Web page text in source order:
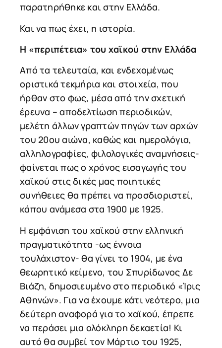
παρατηρήθηκε και στην Ελλάδα.
Και να πως έχει, η ιστορία.
Η «περιπέτεια» του χαϊκού στην Ελλάδα
Από τα τελευταία, και ενδεχομένως
οριστικά τεκμήρια και στοιχεία, που
ήρθαν στο φως, μέσα από την σχετική
έρευνα – αποδελτίωση περιοδικών,
μελέτη άλλων γραπτών πηγών των αρχών
του 20ου αιώνα, καθώς και ημερολόγια,
αλληλογραφίες, φιλολογικές αναμνήσεις-
φαίνεται πως ο χρόνος εισαγωγής του
χαϊκού στις δικές μας ποιητικές
συνήθειες θα πρέπει να προσδιοριστεί,
κάπου ανάμεσα στα 1900 με 1925.
Η εμφάνιση του χαϊκού στην ελληνική
πραγματικότητα -ως έννοια
τουλάχιστον- θα γίνει το 1904, με ένα
θεωρητικό κείμενο, του Σπυρίδωνος Δε
Βιάζη, δημοσιευμένο στο περιοδικό «Ίρις
Αθηνών». Για να έχουμε κάτι νεότερο, μια
δεύτερη αναφορά για το χαϊκού, έπρεπε
να περάσει μια ολόκληρη δεκαετία! Κι
αυτό θα συμβεί τον Μάρτιο του 1925,